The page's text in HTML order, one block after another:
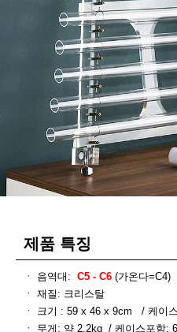
제품 특징
ㆍ 음역대: C5 - C6 (가온다=C4)
ㆍ 재질: 크리스탈
ㆍ 크기 : 59 x 46 x 9cm / 케이
ㆍ 무게: 약 2.2kg / 케이스포함: